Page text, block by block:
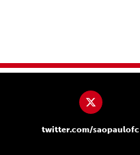
twitter.com/saopaulofc